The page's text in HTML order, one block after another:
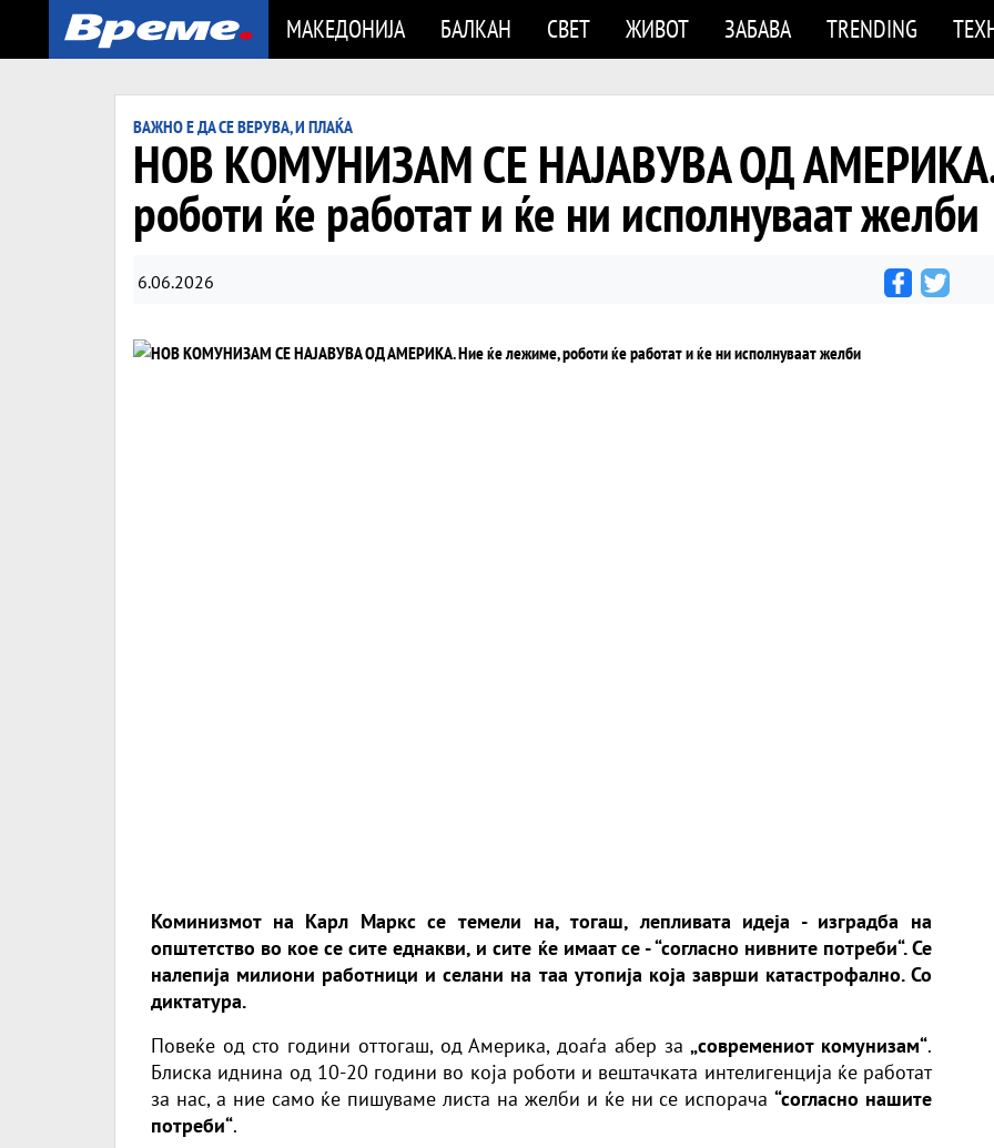
МАКЕДОНИЈА БАЛКАН СВЕТ ЖИВОТ ЗАБАВА TRENDING
ВАЖНО Е ДА СЕ ВЕРУВА, И ПЛАЌА
НОВ КОМУНИЗАМ СЕ НАЈАВУВА ОД
роботи ќе работат и ќе ни исполнуваат желби
6.06.2026
Коминизмот на Карл Маркс се темели на, тогаш, лепливата идеја - изградба на
општетство во кое се сите еднакви, и сите ќе имаат се - “согласно нивните потреби“. Се
налепија милиони работници и селани на таа утопија која заврши катастрофално. Со
диктатура.
Повеќе од сто години оттогаш, од Америка, доаѓа абер за„современиот комунизам“.
Блиска иднина од 10-20 години во која роботи и вештачката интелигенција ќе работат
за нас, а ние само ќе пишуваме листа на желби и ќе ни се испорача“согласно нашите
потреби“.